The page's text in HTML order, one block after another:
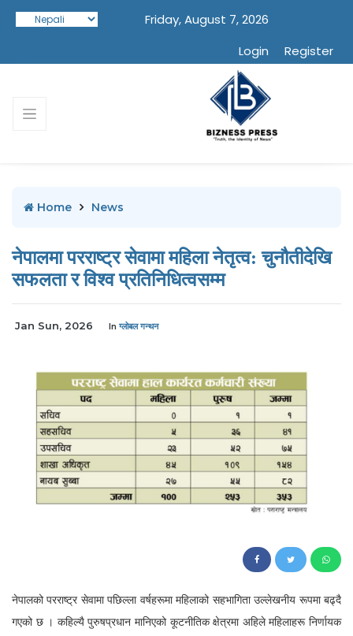
Friday, August 7, 2026
Login
Register
Home News
नेपालमा परराष्ट्र सेवामा महिला नेतृत्व: चुनौतीदेखि
सफलता र विश्व प्रतिनिधित्वसम्म
Jan Sun, 2026 In ग्लोबल गन्थन
नेपालको परराष्ट्र सेवामा पछिल्ला वर्षहरूमा महिलाको सहभागिता उल्लेखनीय रूपमा बढ्दै
गएको छ । कहिल्यै पुरुषप्रधान मानिएको कूटनीतिक क्षेत्रमा अहिले महिलाहरू निर्णायक